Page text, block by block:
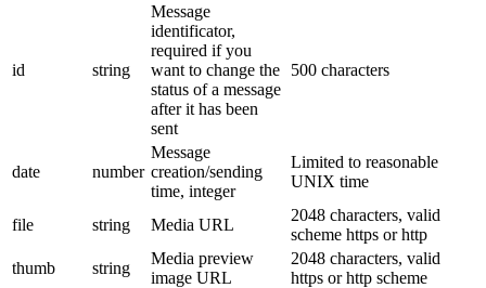
id string
Message
identificator,
required if you
want to change the
status of a message
after it has been
sent
500 characters
date number
Message
creation/sending
time, integer
Limited to reasonable
UNIX time
file string Media URL
2048 characters, valid
scheme https or http
thumb
string
Media preview
image URL
2048 characters, valid
https or http scheme